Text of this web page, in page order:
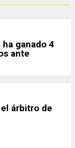
ganado 4
ante
árbitro de